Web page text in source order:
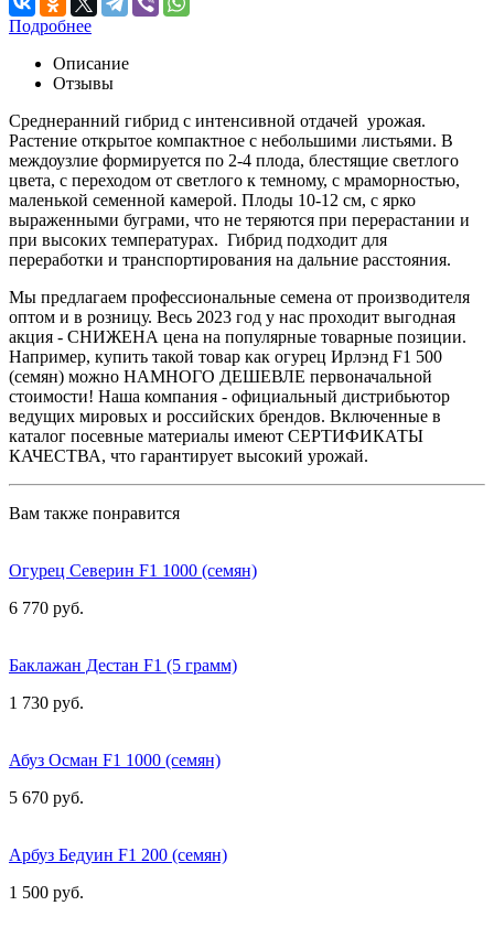
Подробнее
Описание
Отзывы
Среднеранний гибрид с интенсивной отдачей урожая.
Растение открытое компактное с небольшими листьями. В
междоузлие формируется по 2-4 плода, блестящие светлого
цвета, с переходом от светлого к темному, с мраморностью,
маленькой семенной камерой. Плоды 10-12 см, с ярко
выраженными буграми, что не теряются при перерастании и
при высоких температурах. Гибрид подходит для
переработки и транспортирования на дальние расстояния.
Мы предлагаем профессиональные семена от производителя
оптом и в розницу. Весь 2023 год у нас проходит выгодная
акция - СНИЖЕНА цена на популярные товарные позиции.
Например, купить такой товар как огурец Ирлэнд F1 500
(семян) можно НАМНОГО ДЕШЕВЛЕ первоначальной
стоимости! Наша компания - официальный дистрибьютор
ведущих мировых и российских брендов. Включенные в
каталог посевные материалы имеют СЕРТИФИКАТЫ
КАЧЕСТВА, что гарантирует высокий урожай.
Вам также понравится
Огурец Северин F1 1000 (семян)
6 770 руб.
Баклажан Дестан F1 (5 грамм)
1 730 руб.
Абуз Осман F1 1000 (семян)
5 670 руб.
Арбуз Бедуин F1 200 (семян)
1 500 руб.